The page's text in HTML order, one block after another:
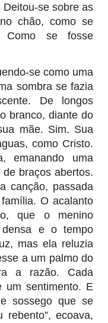
se sobre as
chão, como se
Como se fosse
se como uma
sombra se fazia
De longos
branco, diante do
mãe. Sim. Sua
como Cristo.
emanando uma
braços abertos.
canção, passada
O acalanto
que o menino
e o tempo
mas ela reluzia
a um palmo do
a razão. Cada
um sentimento. E
sossego que se
rebento”, ecoava,